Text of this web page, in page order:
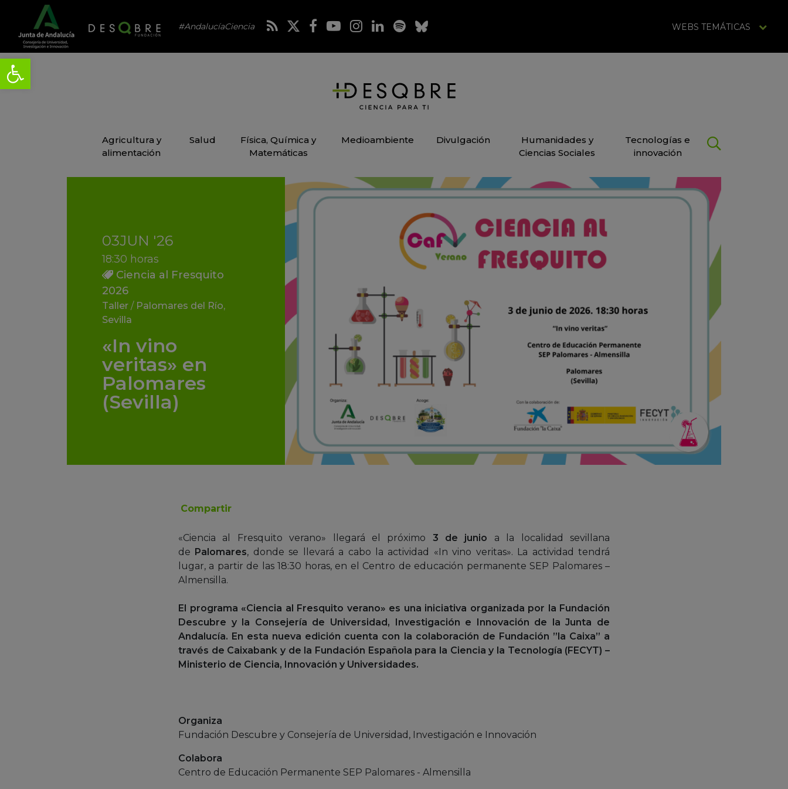
#AndalucíaCiencia WEBS TEMÁTICAS
Agricultura y
alimentación
Salud
Física, Química y
Matemáticas
Medioambiente Divulgación
Humanidades y
Ciencias Sociales
Tecnologías e
innovación
03JUN '26
18:30 horas
Ciencia al Fresquito
2026
Taller / Palomares del Río,
Sevilla
«In vino
veritas» en
Palomares
(Sevilla)
Compartir
«Ciencia al Fresquito verano» llegará el próximo 3 de junio a la localidad sevillana
de Palomares, donde se llevará a cabo la actividad «In vino veritas». La actividad tendrá
lugar, a partir de las 18:30 horas, en el Centro de educación permanente SEP Palomares –
Almensilla.
El programa «Ciencia al Fresquito verano» es una iniciativa organizada por la Fundación
Descubre y la Consejería de Universidad, Investigación e Innovación de la Junta de
Andalucía. En esta nueva edición cuenta con la colaboración de Fundación ”la Caixa” a
través de Caixabank y de la Fundación Española para la Ciencia y la Tecnología (FECYT) –
Ministerio de Ciencia, Innovación y Universidades.
Organiza
Fundación Descubre y Consejería de Universidad, Investigación e Innovación
Colabora
Centro de Educación Permanente SEP Palomares - Almensilla